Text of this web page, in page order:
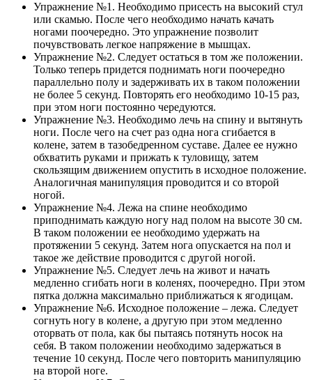
Упражнение №1. Необходимо присесть на высокий стул
или скамью. После чего необходимо начать качать
ногами поочередно. Это упражнение позволит
почувствовать легкое напряжение в мышцах.
Упражнение №2. Следует остаться в том же положении.
Только теперь придется поднимать ноги поочередно
параллельно полу и задерживать их в таком положении
не более 5 секунд. Повторять его необходимо 10-15 раз,
при этом ноги постоянно чередуются.
Упражнение №3. Необходимо лечь на спину и вытянуть
ноги. После чего на счет раз одна нога сгибается в
колене, затем в тазобедренном суставе. Далее ее нужно
обхватить руками и прижать к туловищу, затем
скользящим движением опустить в исходное положение.
Аналогичная манипуляция проводится и со второй
ногой.
Упражнение №4. Лежа на спине необходимо
приподнимать каждую ногу над полом на высоте 30 см.
В таком положении ее необходимо удержать на
протяжении 5 секунд. Затем нога опускается на пол и
такое же действие проводится с другой ногой.
Упражнение №5. Следует лечь на живот и начать
медленно сгибать ноги в коленях, поочередно. При этом
пятка должна максимально приближаться к ягодицам.
Упражнение №6. Исходное положение – лежа. Следует
согнуть ногу в колене, а другую при этом медленно
оторвать от пола, как бы пытаясь потянуть носок на
себя. В таком положении необходимо задержаться в
течение 10 секунд. После чего повторить манипуляцию
на второй ноге.